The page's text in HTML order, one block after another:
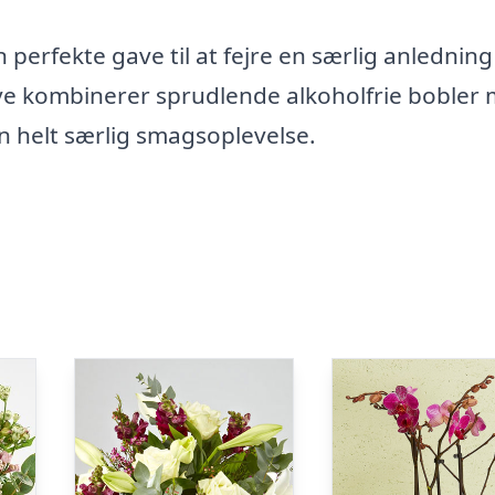
perfekte gave til at fejre en særlig
kombinerer sprudlende alkoholfrie bobler
helt særlig smagsoplevelse.